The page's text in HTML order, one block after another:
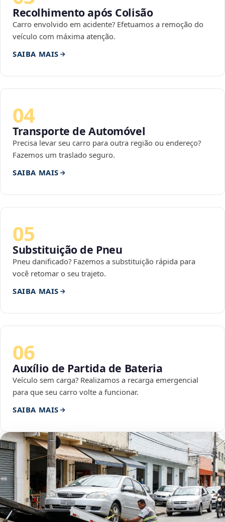
Recolhimento após Colisão
Carro envolvido em acidente? Efetuamos a remoção do
veículo com máxima atenção.
SAIBA MAIS
04
Transporte de Automóvel
Precisa levar seu carro para outra região ou endereço?
Fazemos um traslado seguro.
SAIBA MAIS
05
Substituição de Pneu
Pneu danificado? Fazemos a substituição rápida para
você retomar o seu trajeto.
SAIBA MAIS
06
Auxílio de Partida de Bateria
Veículo sem carga? Realizamos a recarga emergencial
para que seu carro volte a funcionar.
SAIBA MAIS